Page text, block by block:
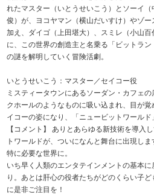
れたマスター（いとうせいこう）とソーイ
俊）が、ヨコヤマン（横山だいすけ）やゾ
加え、ダイゴ（上田堪大）、スミレ（小山
に、この世界の創造主と名乗る「ビットラ
の謎を解明していく冒険活劇。
いとうせいこう：マスター／セイコー役
ミスティータウンにあるソーダン・カフェ
クホールのようなものに吸い込まれ、目が
イコーの姿になり、「ニュービットワール
【コメント】 ありとあらゆる新技術を導入
トワールドが、ついになんと舞台に出現し
特に必要な世界に。
いち早く人類のエンタテインメントの基本
り。あとは肝心の役者たちがどのくらい子
に是非ご注目を！